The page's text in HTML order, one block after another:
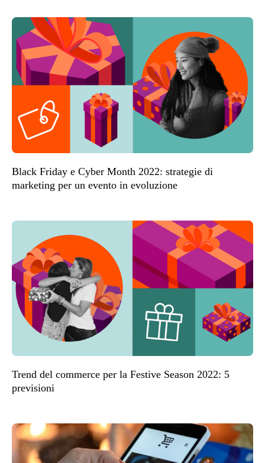
Black Friday e Cyber Month 2022: strategie di
marketing per un evento in evoluzione
Trend del commerce per la Festive Season 2022: 5
previsioni